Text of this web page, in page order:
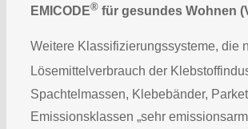
EMICODE® für gesundes Wohnen
Weitere Klassifizierungssysteme, die
Lösemittelverbrauch der
Spachtelmassen, Klebebänder,
Emissionsklassen „sehr